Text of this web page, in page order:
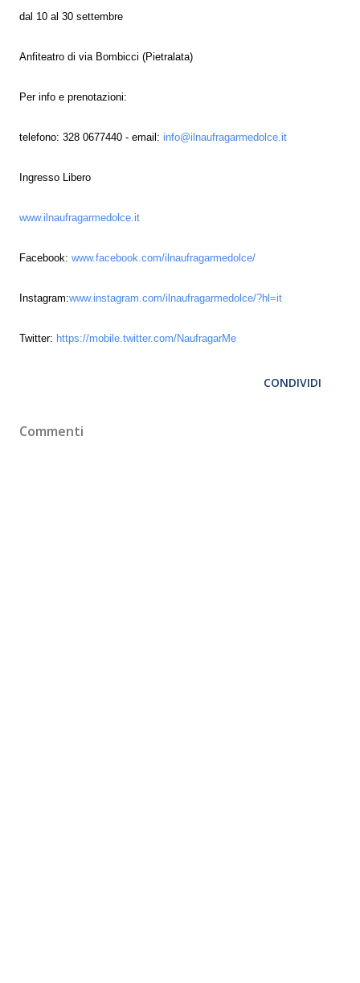
dal 10 al 30 settembre
Anfiteatro di via Bombicci (Pietralata)
Per info e prenotazioni:
telefono: 328 0677440 - email: info@ilnaufragarmedolce.it
Ingresso Libero
www.ilnaufragarmedolce.it
Facebook: www.facebook.com/ilnaufragarmedolce/
Instagram:www.instagram.com/ilnaufragarmedolce/?hl=it
Twitter: https://mobile.twitter.com/NaufragarMe
CONDIVIDI
Commenti